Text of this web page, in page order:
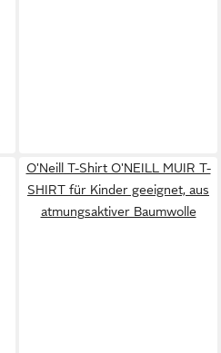
O'Neill T-Shirt O'NEILL MUIR T-
SHIRT für Kinder geeignet, aus
atmungsaktiver Baumwolle